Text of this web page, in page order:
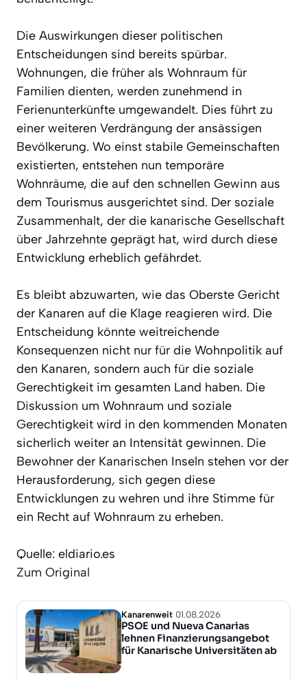
Die Auswirkungen dieser politischen
Entscheidungen sind bereits spürbar.
Wohnungen, die früher als Wohnraum für
Familien dienten, werden zunehmend in
Ferienunterkünfte umgewandelt. Dies führt zu
einer weiteren Verdrängung der ansässigen
Bevölkerung. Wo einst stabile Gemeinschaften
existierten, entstehen nun temporäre
Wohnräume, die auf den schnellen Gewinn aus
dem Tourismus ausgerichtet sind. Der soziale
Zusammenhalt, der die kanarische Gesellschaft
über Jahrzehnte geprägt hat, wird durch diese
Entwicklung erheblich gefährdet.
Es bleibt abzuwarten, wie das Oberste Gericht
der Kanaren auf die Klage reagieren wird. Die
Entscheidung könnte weitreichende
Konsequenzen nicht nur für die Wohnpolitik auf
den Kanaren, sondern auch für die soziale
Gerechtigkeit im gesamten Land haben. Die
Diskussion um Wohnraum und soziale
Gerechtigkeit wird in den kommenden Monaten
sicherlich weiter an Intensität gewinnen. Die
Bewohner der Kanarischen Inseln stehen vor der
Herausforderung, sich gegen diese
Entwicklungen zu wehren und ihre Stimme für
ein Recht auf Wohnraum zu erheben.
Quelle: eldiario.es
Zum Original
Kanarenweit 01.08.2026
PSOE und Nueva Canarias
lehnen Finanzierungsangebot
für Kanarische Universitäten ab